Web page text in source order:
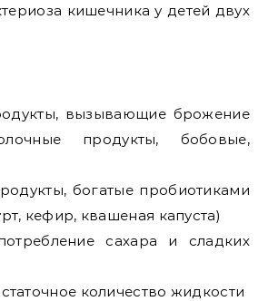
кишечника у детей двух
вызывающие брожение
продукты, бобовые,
богатые пробиотиками
кефир, квашеная капуста)
сахара и сладких
количество жидкости